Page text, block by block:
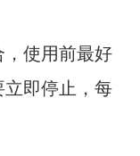
使用前最好
即停止，每